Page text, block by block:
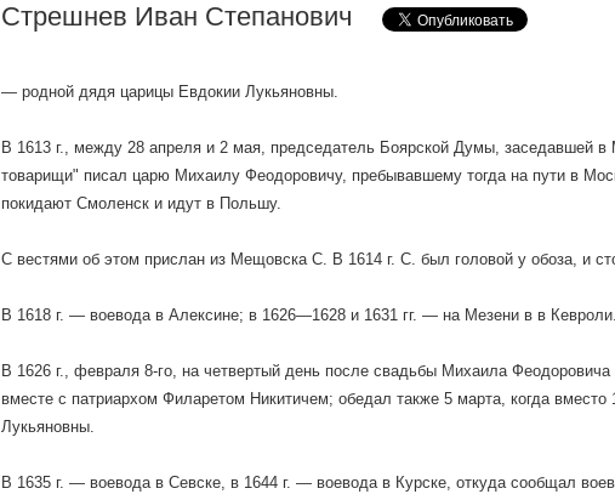
Стрешнев Иван Степанович
— родной дядя царицы Евдокии Лукьяновны.
В 1613 г., между 28 апреля и 2 мая, председатель Боярской Думы, заседавшей
товарищи" писал царю Михаилу Феодоровичу, пребывавшему тогда на пути в
покидают Смоленск и идут в Польшу.
С вестями об этом прислан из Мещовска С. В 1614 г. С. был головой у обоза, и
В 1618 г. — воевода в Алексине; в 1626—1628 и 1631 гг. — на Мезени в в Кевроли.
В 1626 г., февраля 8-го, на четвертый день после свадьбы Михаила
вместе с патриархом Филаретом Никитичем; обедал также 5 марта, когда
Лукьяновны.
В 1635 г. — воевода в Севске, в 1644 г. — воевода в Курске, откуда сообщал